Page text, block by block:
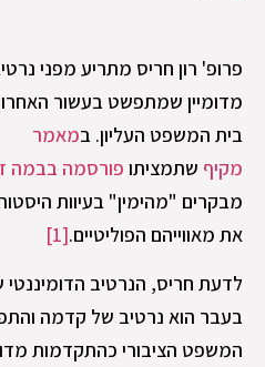
פרופ' רון חריס מתריע מפני
מדומיין שמתפשט בעשור
בית המשפט העליון. במאמר
מקיף שתמציתו פורסמה בבמה
מבקרים "מהימין" בעיוות
את מאווייהם הפוליטיים.[1]
לדעת חריס, הנרטיב
בעבר הוא נרטיב של קדמה
המשפט הציבורי כהתקדמות